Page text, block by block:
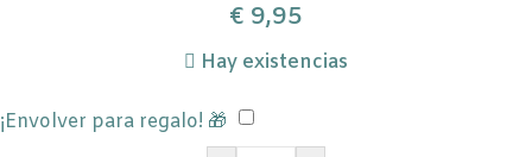
€ 9,95
Hay existencias
¡Envolver para regalo! 🎁